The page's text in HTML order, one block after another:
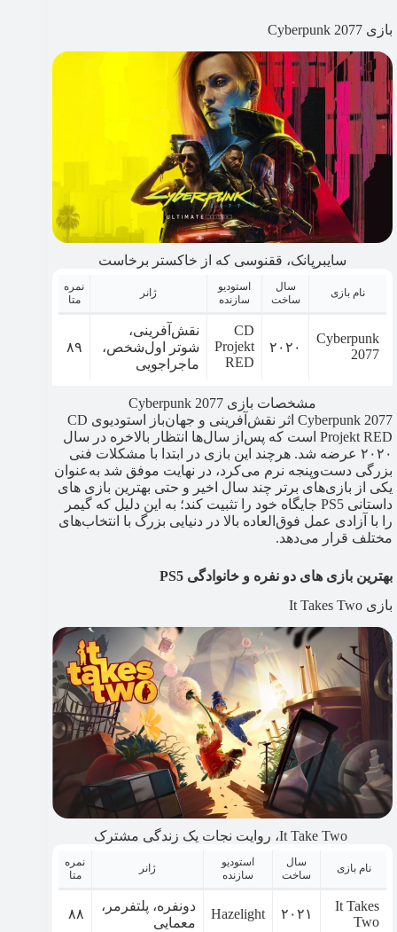
بازی Cyberpunk 2077
سایبرپانک، ققنوسی که از خاکستر برخاست
نام بازی
سال
ساخت
استودیو
سازنده
ژانر
نمره
متا
Cyberpunk
2077
۲۰۲۰
CD
Projekt
RED
نقش‌آفرینی،
شوتر اول‌شخص،
ماجراجویی
۸۹
مشخصات بازی Cyberpunk 2077
Cyberpunk 2077 اثر نقش‌آفرینی و جهان‌باز استودیوی CD
Projekt RED است که پس‌از سال‌ها انتظار بالاخره در سال
۲۰۲۰ عرضه شد. هرچند این بازی در ابتدا با مشکلات فنی
بزرگی دست‌وپنجه نرم می‌کرد، در نهایت موفق شد به‌عنوان
یکی از بازی‌های برتر چند سال اخیر و حتی بهترین بازی های
داستانی PS5 جایگاه خود را تثبیت کند؛ به این دلیل که گیمر
را با آزادی عمل فوق‌العاده بالا در دنیایی بزرگ با انتخاب‌های
مختلف قرار می‌دهد.
بهترین بازی های دو نفره و خانوادگی PS5
بازی It Takes Two
It Take Two، روایت نجات یک زندگی مشترک
نام بازی
سال
ساخت
استودیو
سازنده
ژانر
نمره
متا
It Takes
Two
۲۰۲۱ Hazelight
دونفره، پلتفرمر،
معمایی
۸۸